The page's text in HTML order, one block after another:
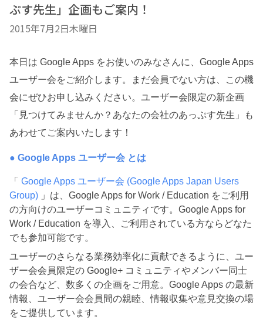
ぷす先生」企画もご案内！
2015年7月2日木曜日
本日は Google Apps をお使いのみなさんに、Google Apps
ユーザー会をご紹介します。まだ会員でない方は、この機
会にぜひお申し込みください。ユーザー会限定の新企画
「見つけてみませんか？あなたの会社のあっぷす先生」も
あわせてご案内いたします！
● Google Apps ユーザー会 とは
「 Google Apps ユーザー会 (Google Apps Japan Users
Group) 」は、Google Apps for Work / Education をご利用
の方向けのユーザーコミュニティです。Google Apps for
Work / Education を導入、ご利用されている方ならどなた
でも参加可能です。
ユーザーのさらなる業務効率化に貢献できるように、ユー
ザー会会員限定の Google+ コミュニティやメンバー同士
の会合など、数多くの企画をご用意。Google Apps の最新
情報、ユーザー会会員間の親睦、情報収集や意見交換の場
をご提供しています。